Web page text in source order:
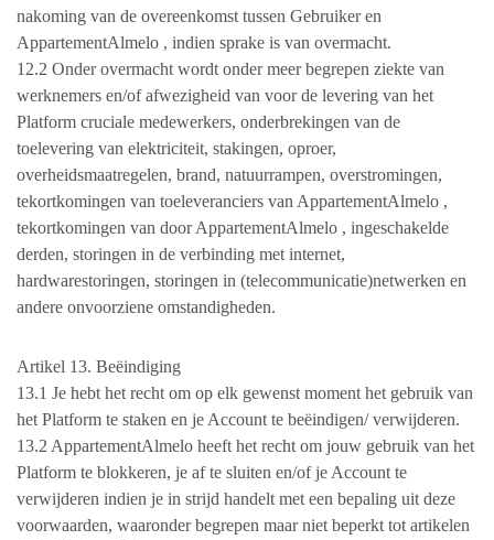
nakoming van de overeenkomst tussen Gebruiker en
AppartementAlmelo , indien sprake is van overmacht.
12.2 Onder overmacht wordt onder meer begrepen ziekte van
werknemers en/of afwezigheid van voor de levering van het
Platform cruciale medewerkers, onderbrekingen van de
toelevering van elektriciteit, stakingen, oproer,
overheidsmaatregelen, brand, natuurrampen, overstromingen,
tekortkomingen van toeleveranciers van AppartementAlmelo ,
tekortkomingen van door AppartementAlmelo , ingeschakelde
derden, storingen in de verbinding met internet,
hardwarestoringen, storingen in (telecommunicatie)netwerken en
andere onvoorziene omstandigheden.
Artikel 13. Beëindiging
13.1 Je hebt het recht om op elk gewenst moment het gebruik van
het Platform te staken en je Account te beëindigen/ verwijderen.
13.2 AppartementAlmelo heeft het recht om jouw gebruik van het
Platform te blokkeren, je af te sluiten en/of je Account te
verwijderen indien je in strijd handelt met een bepaling uit deze
voorwaarden, waaronder begrepen maar niet beperkt tot artikelen